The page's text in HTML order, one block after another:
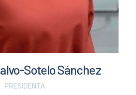
Sotelo Sánchez
PRESIDENTA